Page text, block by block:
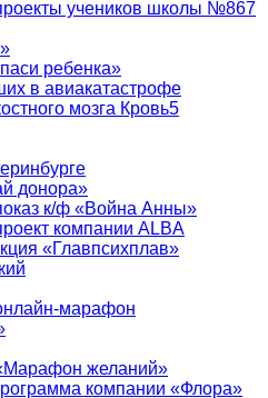
учеников школы №867
ребенка»
в авиакатастрофе
мозга Кровь5
донора»
к/ф «Война Анны»
компании ALBA
«Главпсихплав»
желаний»
компании «Флора»